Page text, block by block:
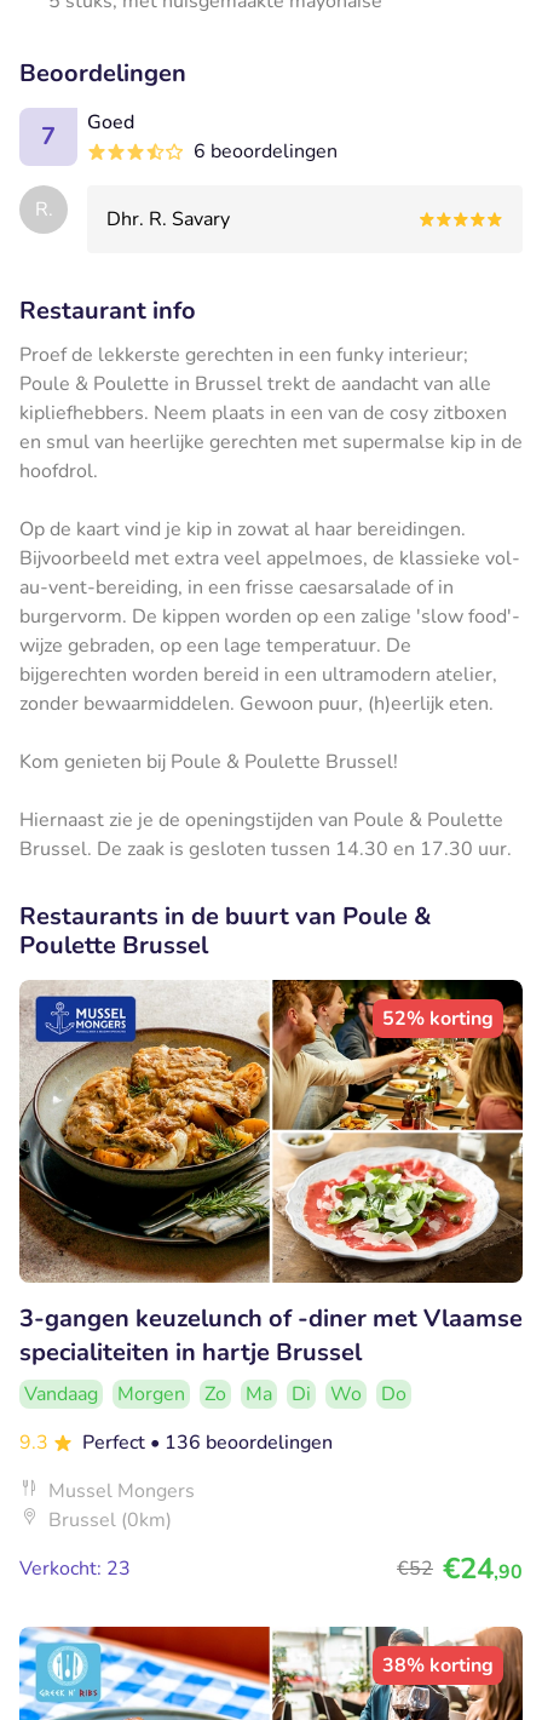
Beoordelingen
7
Goed
6 beoordelingen
R. Dhr. R. Savary
Restaurant info
Proef de lekkerste gerechten in een funky interieur;
Poule & Poulette in Brussel trekt de aandacht van alle
kipliefhebbers. Neem plaats in een van de cosy zitboxen
en smul van heerlijke gerechten met supermalse kip in de
hoofdrol.
Op de kaart vind je kip in zowat al haar bereidingen.
Bijvoorbeeld met extra veel appelmoes, de klassieke vol-
au-vent-bereiding, in een frisse caesarsalade of in
burgervorm. De kippen worden op een zalige 'slow food'-
wijze gebraden, op een lage temperatuur. De
bijgerechten worden bereid in een ultramodern atelier,
zonder bewaarmiddelen. Gewoon puur, (h)eerlijk eten.
Kom genieten bij Poule & Poulette Brussel!
Hiernaast zie je de openingstijden van Poule & Poulette
Brussel. De zaak is gesloten tussen 14.30 en 17.30 uur.
Restaurants in de buurt van Poule &
Poulette Brussel
52% korting
3-gangen keuzelunch of -diner met Vlaamse
specialiteiten in hartje Brussel
Vandaag Morgen Zo Ma Di Wo
Do
9.3
Perfect • 136 beoordelingen
Mussel Mongers
Brussel (0km)
Verkocht: 23
€52 €24,90
38% korting